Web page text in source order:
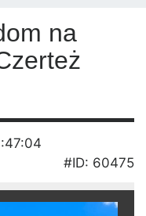
na
#ID: 60475